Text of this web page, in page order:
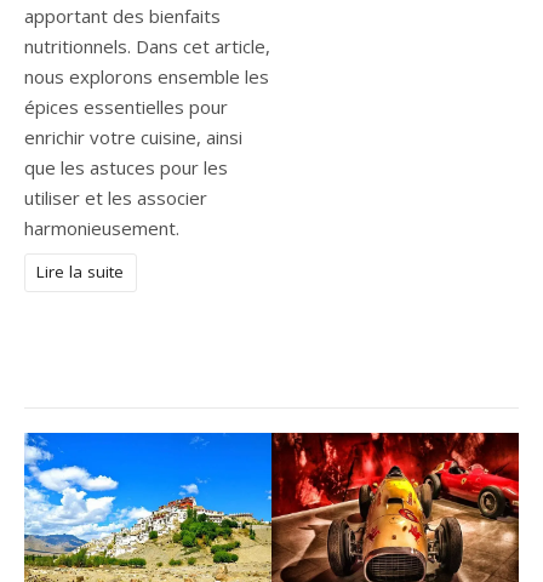
apportant des bienfaits
nutritionnels. Dans cet article,
nous explorons ensemble les
épices essentielles pour
enrichir votre cuisine, ainsi
que les astuces pour les
utiliser et les associer
harmonieusement.
Lire la suite